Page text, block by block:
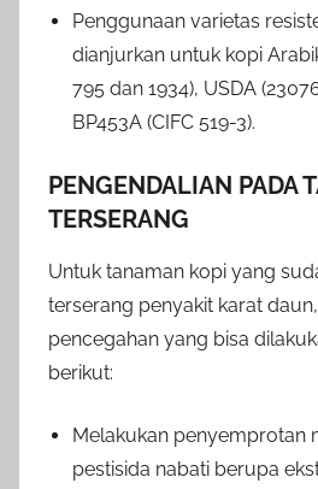
Penggunaan varietas
dianjurkan untuk kopi
795 dan 1934), USDA
BP453A (CIFC 519-3).
PENGENDALIAN PADA
TERSERANG
Untuk tanaman kopi yang
terserang penyakit karat
pencegahan yang bisa
berikut:
Melakukan penyemprotan
pestisida nabati berupa